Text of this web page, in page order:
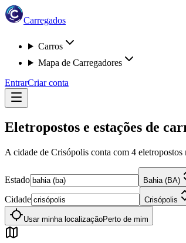
Carregados
Carros
Mapa de Carregadores
EntrarCriar conta
Eletropostos e estações de
A cidade de Crisópolis conta com 4 eletropostos
Estado Bahia (BA)
Cidade Crisópolis
Usar minha localizaçãoPerto de mim